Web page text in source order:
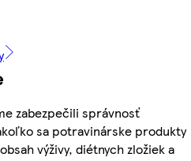
zabezpečili správnosť
sa potravinárske produkty
výživy, diétnych zložiek a